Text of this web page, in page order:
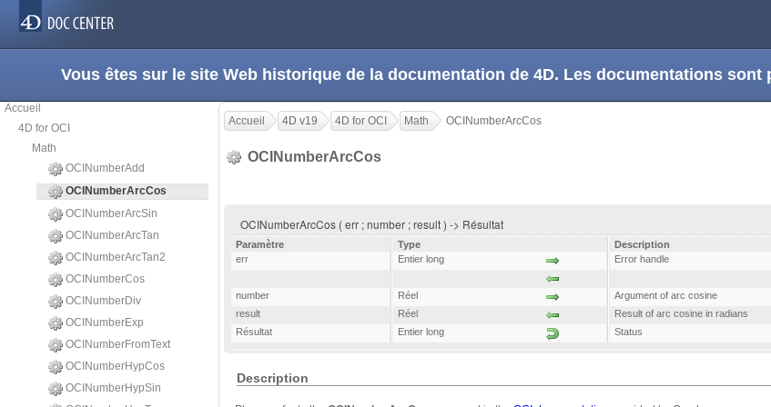
Vous êtes sur le site Web historique de la documentation de 4D. Les documentations
Accueil
4D for OCI
Math
OCINumberAdd
OCINumberArcCos
OCINumberArcSin
OCINumberArcTan
OCINumberArcTan2
OCINumberCos
OCINumberDiv
OCINumberExp
OCINumberFromText
OCINumberHypCos
OCINumberHypSin
Accueil 4D v19 4D for OCI Math OCINumberArcCos
OCINumberArcCos
OCINumberArcCos ( err ; number ; result ) -> Résultat
Paramètre Type
Description
err
Entier long Error handle
number Réel
Argument of arc cosine
result
Réel
Result of arc cosine in radians
Résultat
Entier long Status
Description